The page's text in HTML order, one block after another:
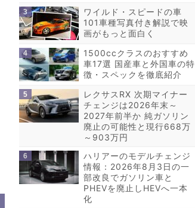
ワイルド・スピードの車
101車種写真付き解説で映
画がもっと面白く
1500ccクラスのおすすめ
車17選 国産車と外国車の特
徴・スペックを徹底紹介
レクサスRX 次期マイナー
チェンジは2026年末～
2027年前半か 純ガソリン
廃止の可能性と現行668万
～903万円
ハリアーのモデルチェンジ
情報：2026年8月3日の一
部改良でガソリン車と
PHEVを廃止しHEVへ一本
化